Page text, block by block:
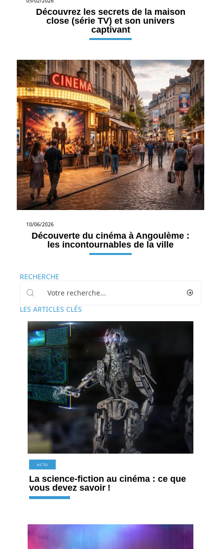
Découvrez les secrets de la maison
close (série TV) et son univers
captivant
10/06/2026
Découverte du cinéma à Angoulème :
les incontournables de la ville
RECHERCHE
LES ARTICLES CLÉS
ACTU
La science-fiction au cinéma : ce que
vous devez savoir !